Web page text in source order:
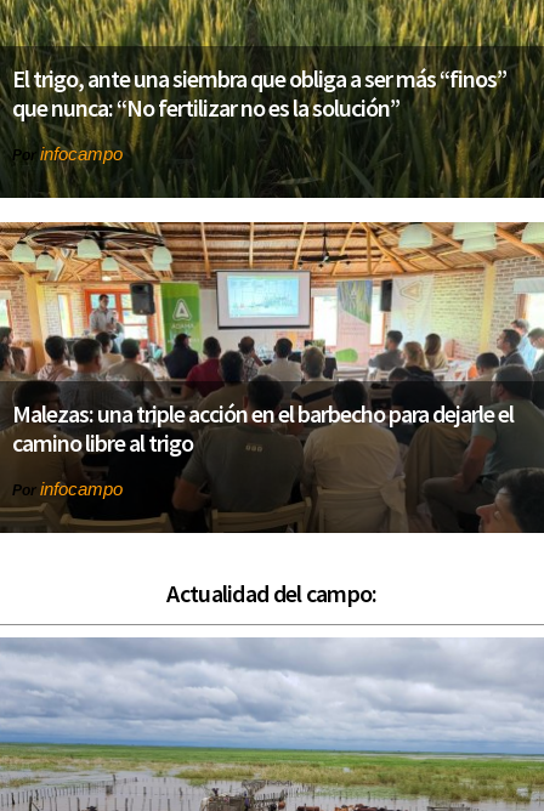
El trigo, ante una siembra que obliga a ser más “finos”
que nunca: “No fertilizar no es la solución”
Por infocampo
Malezas: una triple acción en el barbecho para dejarle el
camino libre al trigo
Por infocampo
Actualidad del campo: